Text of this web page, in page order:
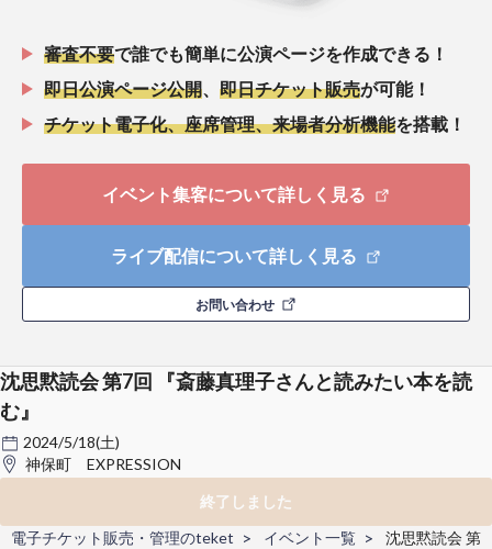
審査不要で誰でも簡単に公演ページを作成できる！
即日公演ページ公開、 即日チケット販売が可能！
チケット電子化、座席管理、来場者分析機能を搭載！
イベント集客について詳しく見る
ライブ配信について詳しく見る
お問い合わせ
沈思黙読会 第7回 『斎藤真理子さんと読みたい本を読
む』
2024/5/18(土)
神保町 EXPRESSION
終了しました
電子チケット販売・管理のteket
イベント一覧
沈思黙読会 第